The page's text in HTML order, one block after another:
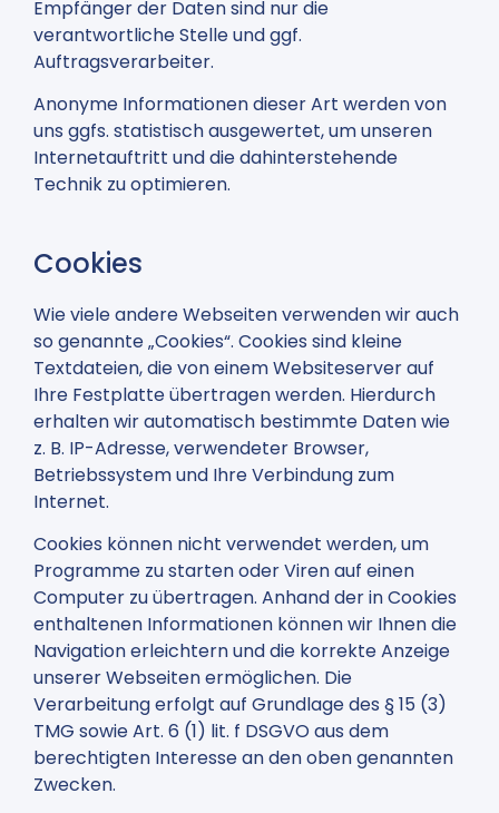
Empfänger der Daten sind nur die
verantwortliche Stelle und ggf.
Auftragsverarbeiter.
Anonyme Informationen dieser Art werden von
uns ggfs. statistisch ausgewertet, um unseren
Internetauftritt und die dahinterstehende
Technik zu optimieren.
Cookies
Wie viele andere Webseiten verwenden wir auch
so genannte „Cookies“. Cookies sind kleine
Textdateien, die von einem Websiteserver auf
Ihre Festplatte übertragen werden. Hierdurch
erhalten wir automatisch bestimmte Daten wie
z. B. IP-Adresse, verwendeter Browser,
Betriebssystem und Ihre Verbindung zum
Internet.
Cookies können nicht verwendet werden, um
Programme zu starten oder Viren auf einen
Computer zu übertragen. Anhand der in Cookies
enthaltenen Informationen können wir Ihnen die
Navigation erleichtern und die korrekte Anzeige
unserer Webseiten ermöglichen. Die
Verarbeitung erfolgt auf Grundlage des § 15 (3)
TMG sowie Art. 6 (1) lit. f DSGVO aus dem
berechtigten Interesse an den oben genannten
Zwecken.